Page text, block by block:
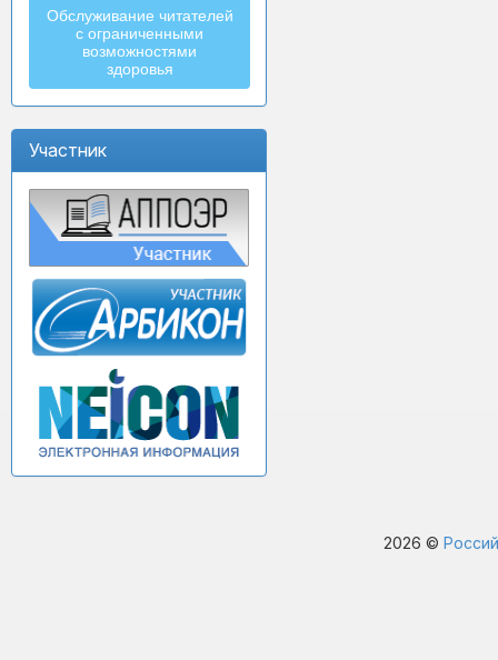
Обслуживание читателей
с ограниченными
возможностями
здоровья
Участник
2026 ©